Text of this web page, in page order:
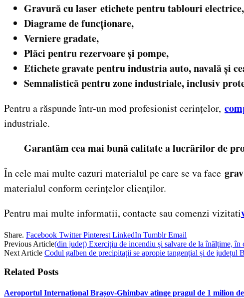
Gravură cu laser etichete pentru tablouri electrice,
Diagrame de funcționare,
Verniere gradate,
Plăci pentru rezervoare și pompe,
Etichete gravate pentru industria auto, navală și
Semnalistică pentru zone industriale, inclusiv
Pentru a răspunde într-un mod profesionist cerințelor,
industriale.
Garantăm cea mai bună calitate a lucrărilor de
În cele mai multe cazuri materialul pe care se va face
materialul conform cerințelor clienților.
Pentru mai multe informatii, contacte sau comenzi vizitati
Share. Facebook Twitter Pinterest LinkedIn Tumblr Email
Previous Article(din județ) Exercițiu de incendiu și salvare de la înălțime, în
Next Article Codul galben de precipitații se apropie tangențial și de județul
Related Posts
Aeroportul Internațional Brașov‑Ghimbav atinge pragul de 1 milion